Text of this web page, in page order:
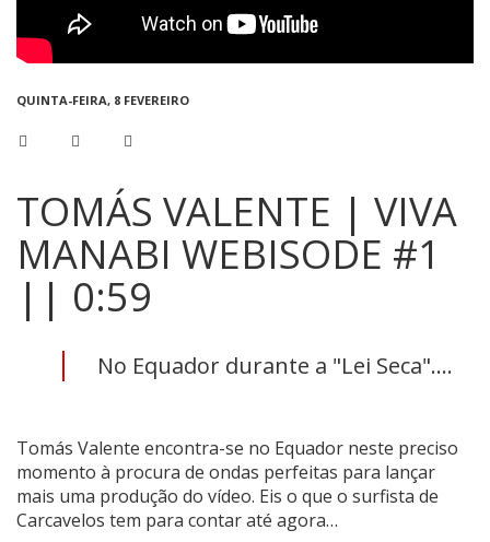
QUINTA-FEIRA, 8 FEVEREIRO
TOMÁS VALENTE | VIVA
MANABI WEBISODE #1
|| 0:59
No Equador durante a "Lei Seca"....
Tomás Valente encontra-se no Equador neste preciso
momento à procura de ondas perfeitas para lançar
mais uma produção do vídeo. Eis o que o surfista de
Carcavelos tem para contar até agora…